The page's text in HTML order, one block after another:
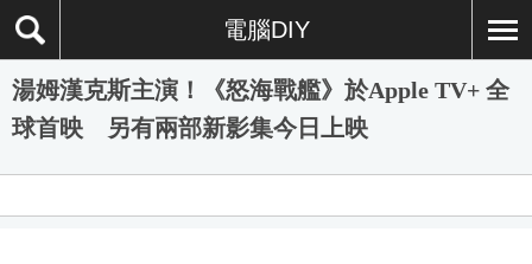
電腦DIY
湯姆漢克斯主演！《怒海戰艦》於Apple TV+ 全
球首映 另有兩部新影集今日上映